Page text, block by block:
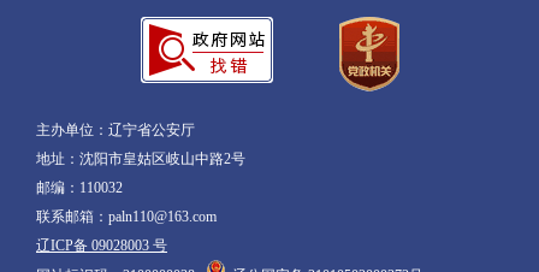
主办单位：辽宁省公安厅
地址：沈阳市皇姑区岐山中路2号
邮编：110032
联系邮箱：paln110@163.com
辽ICP备 09028003 号